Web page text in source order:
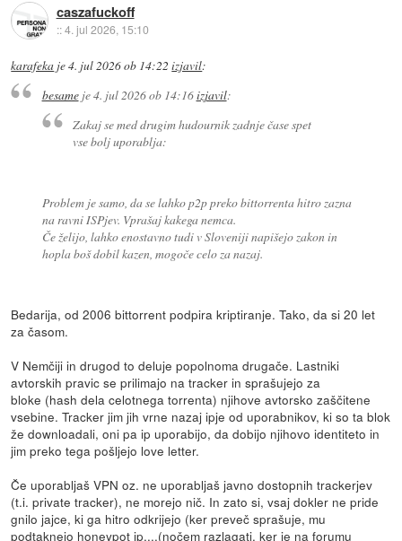
caszafuckoff
::4. jul 2026, 15:10
karafeka je4. jul 2026 ob 14:22 izjavil:
besameje4. jul 2026 ob 14:16izjavil:
Zakaj se med drugim hudournik zadnje čase spet
vse bolj uporablja:
Problem je samo, da se lahko p2p preko bittorrenta hitro zazna
na ravni ISPjev. Vprašaj kakega nemca.
Če želijo, lahko enostavno tudi v Sloveniji napišejo zakon in
hopla boš dobil kazen, mogoče celo za nazaj.
Bedarija, od 2006 bittorrent podpira kriptiranje. Tako, da si 20 let
za časom.
V Nemčiji in drugod to deluje popolnoma drugače. Lastniki
avtorskih pravic se prilimajo na tracker in sprašujejo za
bloke (hash dela celotnega torrenta) njihove avtorsko zaščitene
vsebine. Tracker jim jih vrne nazaj ipje od uporabnikov, ki so ta blok
že downloadali, oni pa ip uporabijo, da dobijo njihovo identiteto in
jim preko tega pošljejo love letter.
Če uporabljaš VPN oz. ne uporabljaš javno dostopnih trackerjev
(t.i. private tracker), ne morejo nič. In zato si, vsaj dokler ne pride
gnilo jajce, ki ga hitro odkrijejo (ker preveč sprašuje, mu
podtaknejo honeypot ip,...(nočem razlagati, ker je na forumu